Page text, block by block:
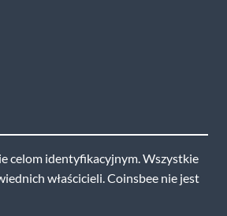
celom identyfikacyjnym. Wszystkie
właścicieli. Coinsbee nie jest